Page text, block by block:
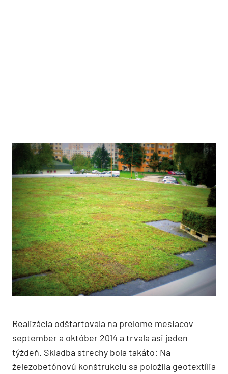
Realizácia odštartovala na prelome mesiacov
september a október 2014 a trvala asi jeden
týždeň. Skladba strechy bola takáto: Na
železobetónovú konštrukciu sa položila geotextília